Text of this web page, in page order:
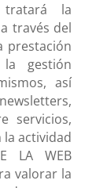
tratará la
través del
prestación
gestión
así
servicios,
actividad
LA WEB
valorar la